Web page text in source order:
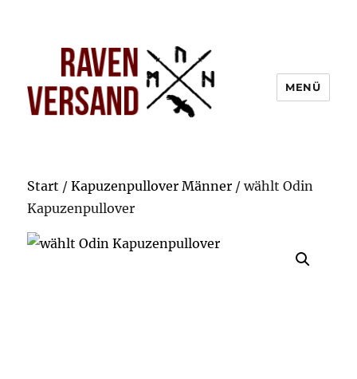
MENÜ
Start /Kapuzenpullover Männer / wählt Odin
Kapuzenpullover